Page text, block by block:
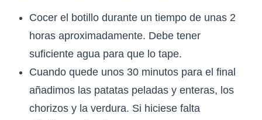
Cocer el botillo durante un tiempo de unas 2
horas aproximadamente. Debe tener
suficiente agua para que lo tape.
Cuando quede unos 30 minutos para el final
añadimos las patatas peladas y enteras, los
chorizos y la verdura. Si hiciese falta